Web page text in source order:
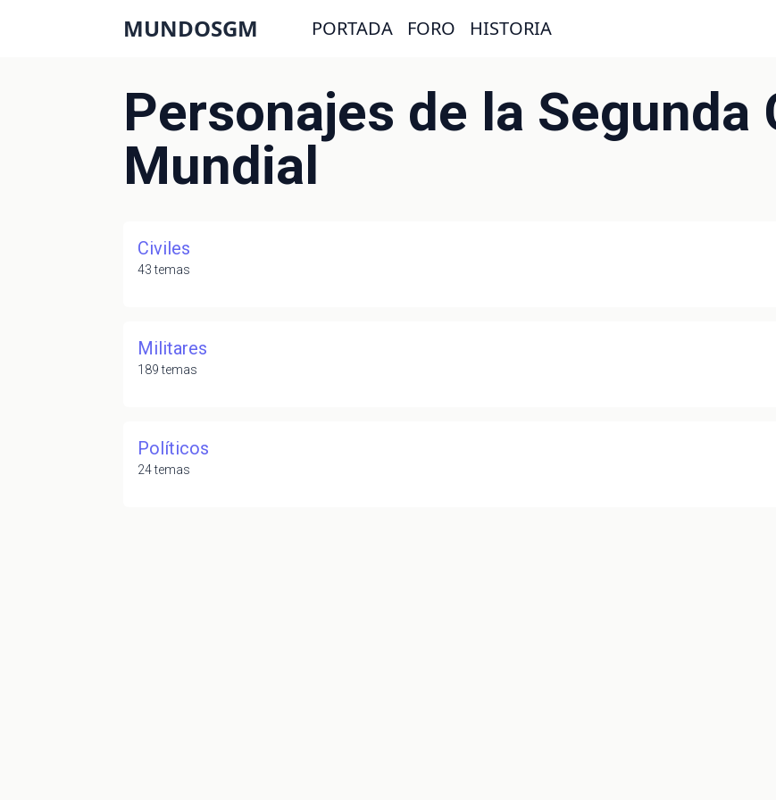
MUNDOSGM PORTADA FORO HISTORIA
Personajes de la Segunda
Mundial
Civiles
43 temas
Militares
189 temas
Políticos
24 temas